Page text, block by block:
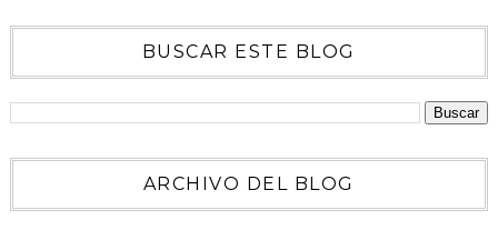
BUSCAR ESTE BLOG
ARCHIVO DEL BLOG